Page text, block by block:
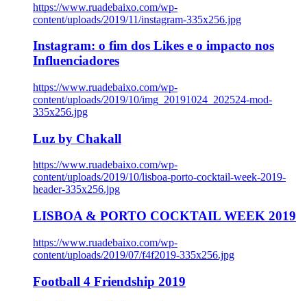
https://www.ruadebaixo.com/wp-
content/uploads/2019/11/instagram-335x256.jpg
Instagram: o fim dos Likes e o impacto nos
Influenciadores
https://www.ruadebaixo.com/wp-
content/uploads/2019/10/img_20191024_202524-mod-
335x256.jpg
Luz by Chakall
https://www.ruadebaixo.com/wp-
content/uploads/2019/10/lisboa-porto-cocktail-week-2019-
header-335x256.jpg
LISBOA & PORTO COCKTAIL WEEK 2019
https://www.ruadebaixo.com/wp-
content/uploads/2019/07/f4f2019-335x256.jpg
Football 4 Friendship 2019